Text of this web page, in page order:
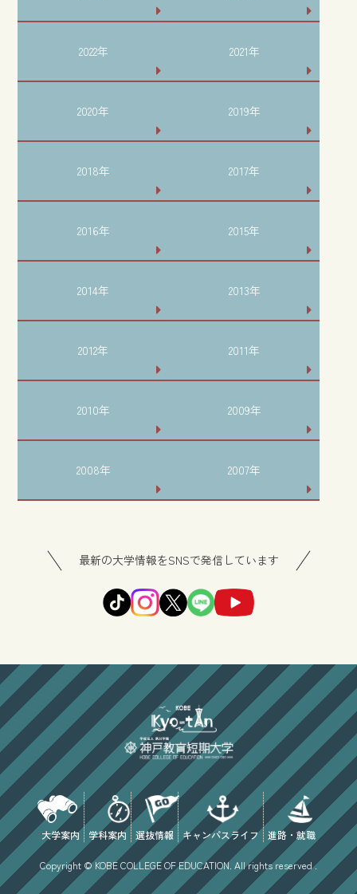
2022年 2021年
2020年 2019年
2018年 2017年
2016年 2015年
2014年 2013年
2012年 2011年
2010年 2009年
2008年 2007年
最新の大学情報をSNSで発信しています
大学案内 学科案内 選抜情報 キャンパスライフ 進路・就職
Copyright © KOBE COLLEGE OF EDUCATION. All rights reserved .